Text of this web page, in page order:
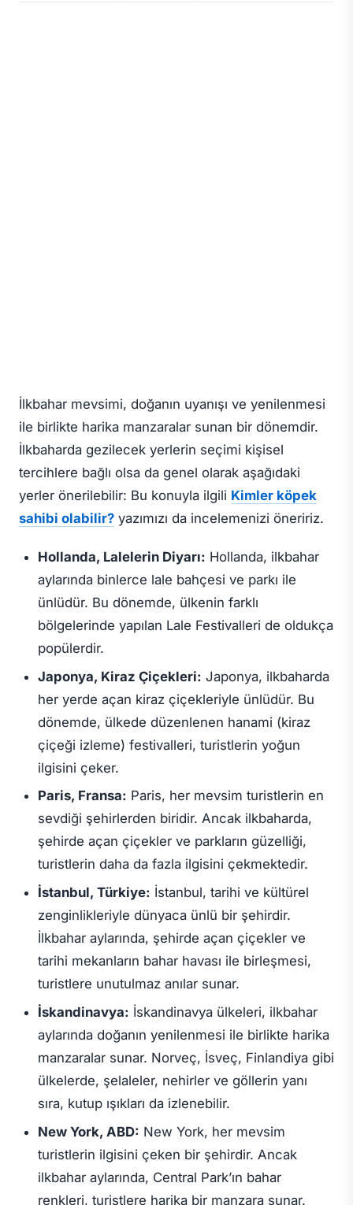
İlkbahar mevsimi, doğanın uyanışı ve yenilenmesi
ile birlikte harika manzaralar sunan bir dönemdir.
İlkbaharda gezilecek yerlerin seçimi kişisel
tercihlere bağlı olsa da genel olarak aşağıdaki
yerler önerilebilir: Bu konuyla ilgili Kimler köpek
sahibi olabilir? yazımızı da incelemenizi öneririz.
Hollanda, Lalelerin Diyarı: Hollanda, ilkbahar
aylarında binlerce lale bahçesi ve parkı ile
ünlüdür. Bu dönemde, ülkenin farklı
bölgelerinde yapılan Lale Festivalleri de oldukça
popülerdir.
Japonya, Kiraz Çiçekleri: Japonya, ilkbaharda
her yerde açan kiraz çiçekleriyle ünlüdür. Bu
dönemde, ülkede düzenlenen hanami (kiraz
çiçeği izleme) festivalleri, turistlerin yoğun
ilgisini çeker.
Paris, Fransa: Paris, her mevsim turistlerin en
sevdiği şehirlerden biridir. Ancak ilkbaharda,
şehirde açan çiçekler ve parkların güzelliği,
turistlerin daha da fazla ilgisini çekmektedir.
İstanbul, Türkiye: İstanbul, tarihi ve kültürel
zenginlikleriyle dünyaca ünlü bir şehirdir.
İlkbahar aylarında, şehirde açan çiçekler ve
tarihi mekanların bahar havası ile birleşmesi,
turistlere unutulmaz anılar sunar.
İskandinavya: İskandinavya ülkeleri, ilkbahar
aylarında doğanın yenilenmesi ile birlikte harika
manzaralar sunar. Norveç, İsveç, Finlandiya gibi
ülkelerde, şelaleler, nehirler ve göllerin yanı
sıra, kutup ışıkları da izlenebilir.
New York, ABD: New York, her mevsim
turistlerin ilgisini çeken bir şehirdir. Ancak
ilkbahar aylarında, Central Park’ın bahar
renkleri, turistlere harika bir manzara sunar.